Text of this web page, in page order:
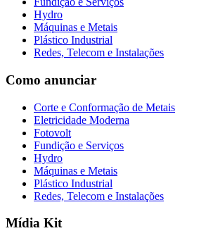
Hydro
Máquinas e Metais
Plástico Industrial
Redes, Telecom e Instalações
Como anunciar
Corte e Conformação de Metais
Eletricidade Moderna
Fotovolt
Fundição e Serviços
Hydro
Máquinas e Metais
Plástico Industrial
Redes, Telecom e Instalações
Mídia Kit